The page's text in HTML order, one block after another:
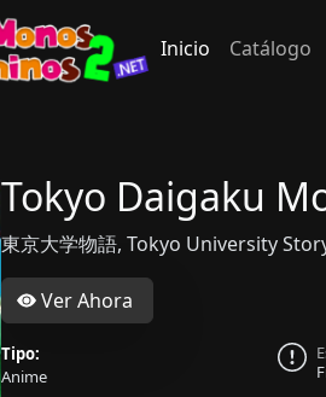
Inicio Catálogo
Tokyo Daigaku
東京大学物語, Tokyo University
Ver Ahora
Tipo:
Anime